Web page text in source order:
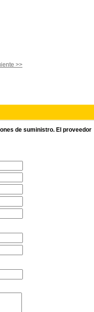
>>
de suministro. El proveedor